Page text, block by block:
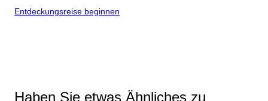
Entdeckungsreise beginnen
Haben Sie etwas Ähnliches zu